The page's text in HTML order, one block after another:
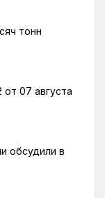
тонн
07 августа
обсудили в